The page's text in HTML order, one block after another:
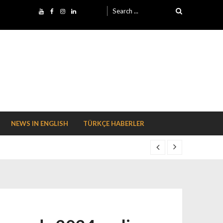
Search for:
NEWS IN ENGLISH TÜRKÇE HABERLER